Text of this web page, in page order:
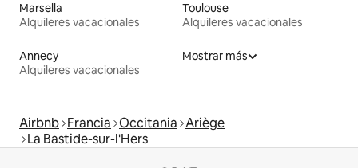
Marsella
Alquileres vacacionales
Toulouse
Alquileres vacacionales
Annecy
Alquileres vacacionales
Mostrar más
Airbnb Francia Occitania Ariège
La Bastide-sur-l'Hers